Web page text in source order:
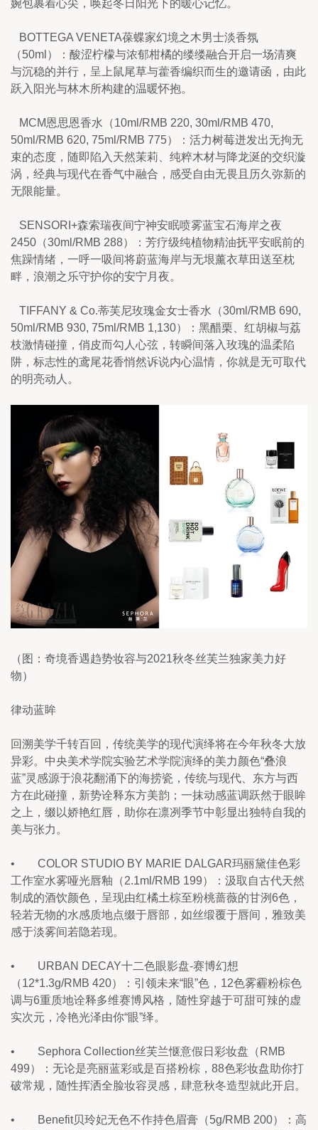
婉包裹着心尖，唤起冬日阳光下的暖心记忆。
   BOTTEGA VENETA葆蝶家幻境之木男士淡香氛
（50ml）：酸涩柠檬与浓郁柑橘的缕缕融合开启一场清爽
与沉稳的并行，呈上鼠尾草与藿香编织而生的邀请函，由此
跃入阳光与林木所构建的温暖怀抱。
   MCM恩思恩香水（10ml/RMB 220, 30ml/RMB 470,
50ml/RMB 620, 75ml/RMB 775）：活力树莓迸发出无拘无
束的态度，随即陷入天然茉莉、纯粹木材与降龙涎的交织漩
涡，经典与现代在香气中融合，感受自由无畏且历久弥新的
无限能量。
   SENSORI+森索瑞夜间宁神安眠喷雾蓝宝石海岸之夜
2450（30ml/RMB 288）：芳疗级纯植物精油抚平安眠前的
焦躁情绪，一呼一吸间将蔚蓝海岸与无垠薰衣草田送至枕
畔，浪潮之乐守护你的安宁月夜。
   TIFFANY & Co.蒂芙尼玫瑰金女士香水（30ml/RMB 690,
50ml/RMB 930, 75ml/RMB 1,130）：黑醋栗、红胡椒与荔
枝激情碰撞，俏皮而勾人心弦，转瞬间落入玫瑰的温柔陷
阱，标志性的鸢尾花香悄然诉说内心温情，你就是无可取代
的明亮动人。
（图：奇境香遇趋势妆容与2021秋冬丝芙兰独家美力好
物）
律动蓝眸
回溯美学千转百回，传统美学的现代演绎将在今年秋冬大放
异彩。中央美术学院实验艺术学院演绎的美力颜色“叠浪
蓝”灵感源于浪花翻涌下的海捞瓷，传统与现代、东方与西
方在此碰撞，新势诠释东方美韵；一抹动感蓝调跃然于眼眸
之上，缀以娇艳红唇，助你在凛冽季节中彰显出独特自我的
美与张力。
•        COLOR STUDIO BY MARIE DALGAR玛丽黛佳色彩
工作室水雾哑光唇釉（2.1ml/RMB 199）：汲取自古代天然
制成的酒饮颜色，呈现由红橘土棕至粉桃蔷薇的甘洌6色，
轻若无物的水感质地点缀于唇部，如丝缎覆于唇间，雅致美
感于淡雾间若隐若现。
•        URBAN DECAY十二色眼影盘-赛博幻想
（12*1.3g/RMB 420）：引领未来“眼”色，12色雾霾粉棕色
调与6重质地诠释多维赛博风格，随性穿越于可甜可辣的虚
实次元，冷艳光泽由你“眼”绎。
•        Sephora Collection丝芙兰惬意假日彩妆盘（RMB
499）：无论是亮丽蓝彩或是百搭粉棕，88色彩妆盘助你打
破常规，随性挥洒全脸妆容灵感，肆意秋冬造型就此开启。
•        Benefit贝玲妃无色不作持色眉膏（5g/RMB 200）：高